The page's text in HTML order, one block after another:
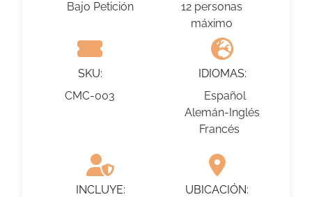
Bajo Petición
12 personas
máximo
SKU:
CMC-003
IDIOMAS:
Español
Alemán-Inglés
Francés
INCLUYE:
UBICACIÓN: